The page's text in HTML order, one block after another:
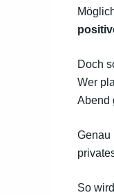
Doch
Wer
Abend
Genau
So